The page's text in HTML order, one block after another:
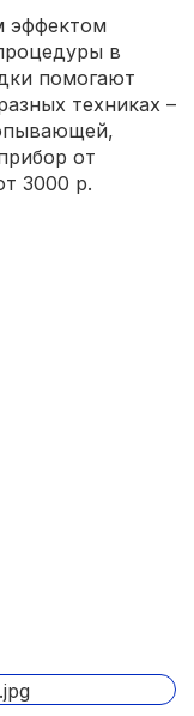
эффектом
в
помогают
техниках –
от
3000 р.